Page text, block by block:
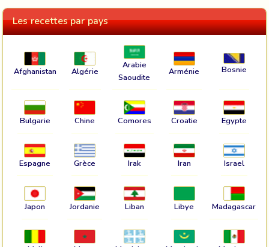
Les recettes par pays
Afghanistan Algérie
Arabie
Saoudite
Arménie Bosnie
Bulgarie Chine Comores Croatie Egypte
Espagne Grèce Irak Iran Israel
Japon Jordanie Liban Libye Madagascar